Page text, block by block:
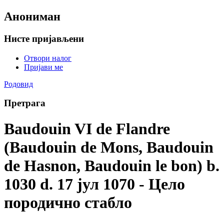
Анониман
Нисте пријављени
Отвори налог
Пријави ме
Родовид
Претрага
Baudouin VI de Flandre
(Baudouin de Mons, Baudouin
de Hasnon, Baudouin le bon) b.
1030 d. 17 јул 1070 - Цело
породично стабло